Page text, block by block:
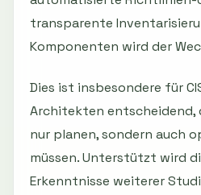
transparente
Komponenten wird der
Dies ist insbesondere für
Architekten entscheidend,
nur planen, sondern auch
müssen. Unterstützt wird
Erkenntnisse weiterer